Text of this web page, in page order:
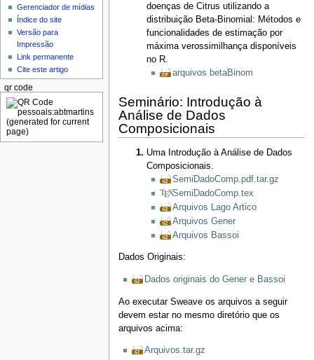
doenças de Citrus utilizando a
distribuição Beta-Binomial: Métodos e
funcionalidades de estimação por
máxima verossimilhança disponíveis
no R.
arquivos betaBinom
Seminário: Introdução à
Análise de Dados
Composicionais
Uma Introdução à Análise de Dados
Composicionais.
SemiDadoComp.pdf.tar.gz
SemiDadoComp.tex
Arquivos Lago Artico
Arquivos Gener
Arquivos Bassoi
Dados Originais:
Dados originais do Gener e Bassoi
Ao executar Sweave os arquivos a seguir
devem estar no mesmo diretório que os
arquivos acima:
Arquivos.tar.gz
Gerenciador de mídias
Índice do site
Versão para
Impressão
Link permanente
Cite este artigo
qr code